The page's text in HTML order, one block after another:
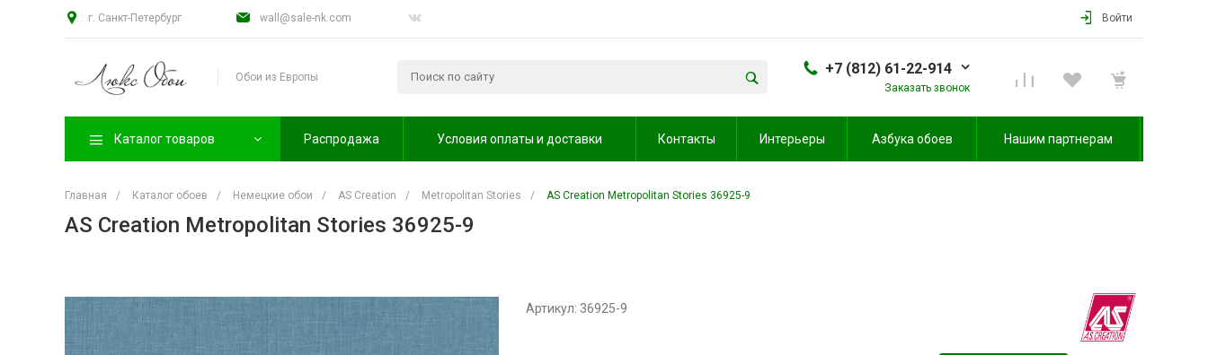
г. Санкт-Петербург wall@sale-nk.com Войти
Обои из Европы
+7 (812) 61-22-914
Заказать звонок
Каталог товаров Распродажа Условия оплаты и доставки Контакты Интерьеры Азбука обоев Нашим партнерам
Главная / Каталог обоев / Немецкие обои / AS Creation / Metropolitan Stories / AS Creation Metropolitan Stories 36925-9
AS Creation Metropolitan Stories 36925-9
Артикул: 36925-9